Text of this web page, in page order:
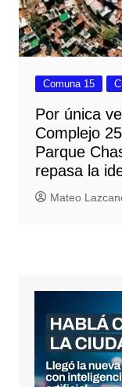
Comuna 15
Por única
Complejo
Parque
repasa la
Mateo